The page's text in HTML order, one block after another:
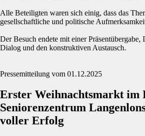
Alle Beteiligten waren sich einig, dass das
gesellschaftliche und politische
Der Besuch endete mit einer
Dialog und den konstruktiven Austausch.
Pressemitteilung vom 01.12.2025
Erster Weihnachtsmarkt im
Seniorenzentrum
voller Erfolg